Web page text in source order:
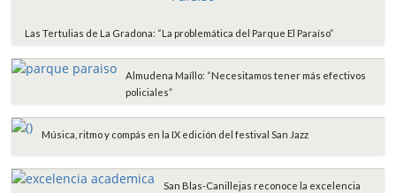
Las Tertulias de La Gradona: “La problemática del Parque El Paraíso”
Almudena Maíllo: “Necesitamos tener más efectivos
policiales”
Música, ritmo y compás en la IX edición del festival San Jazz
San Blas-Canillejas reconoce la excelencia